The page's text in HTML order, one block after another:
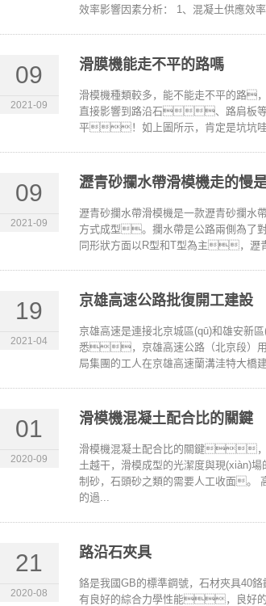
效率影響因素分析： 1、混凝土供應
09
2021-09
滑膜機能走不平的路嗎
滑模機種類較多，能不能走不平的路
直接影響到路沿石、路肩板
平！如上圖所示，肯定是坑坑哇
09
2021-09
瀝青砂攔水帶滑模機走的慢
瀝青砂攔水帶滑模機是一款瀝青砂攔
方式成型。攔水帶是公路兩側為
同形狀方面以R型和T型為主，
19
2021-04
京雄高速公路批復開工建設
京雄高速是連接北京城區(qū)和雄安
悉，京雄高速公路（北京段）用
局集團的工人在京雄高速蘭溝洼特大
01
2020-09
滑模機混凝土配合比的關鍵
滑模機混凝土配合比的關鍵
土越干，滑模成型的光潔度與現
制砂，石頭砂之類的需要人工收面
的過...
21
2020-08
路沿石夾具
鉻是我國GB的標準鋼號，石材夾具40
有良好的綜合力學性能，良好的